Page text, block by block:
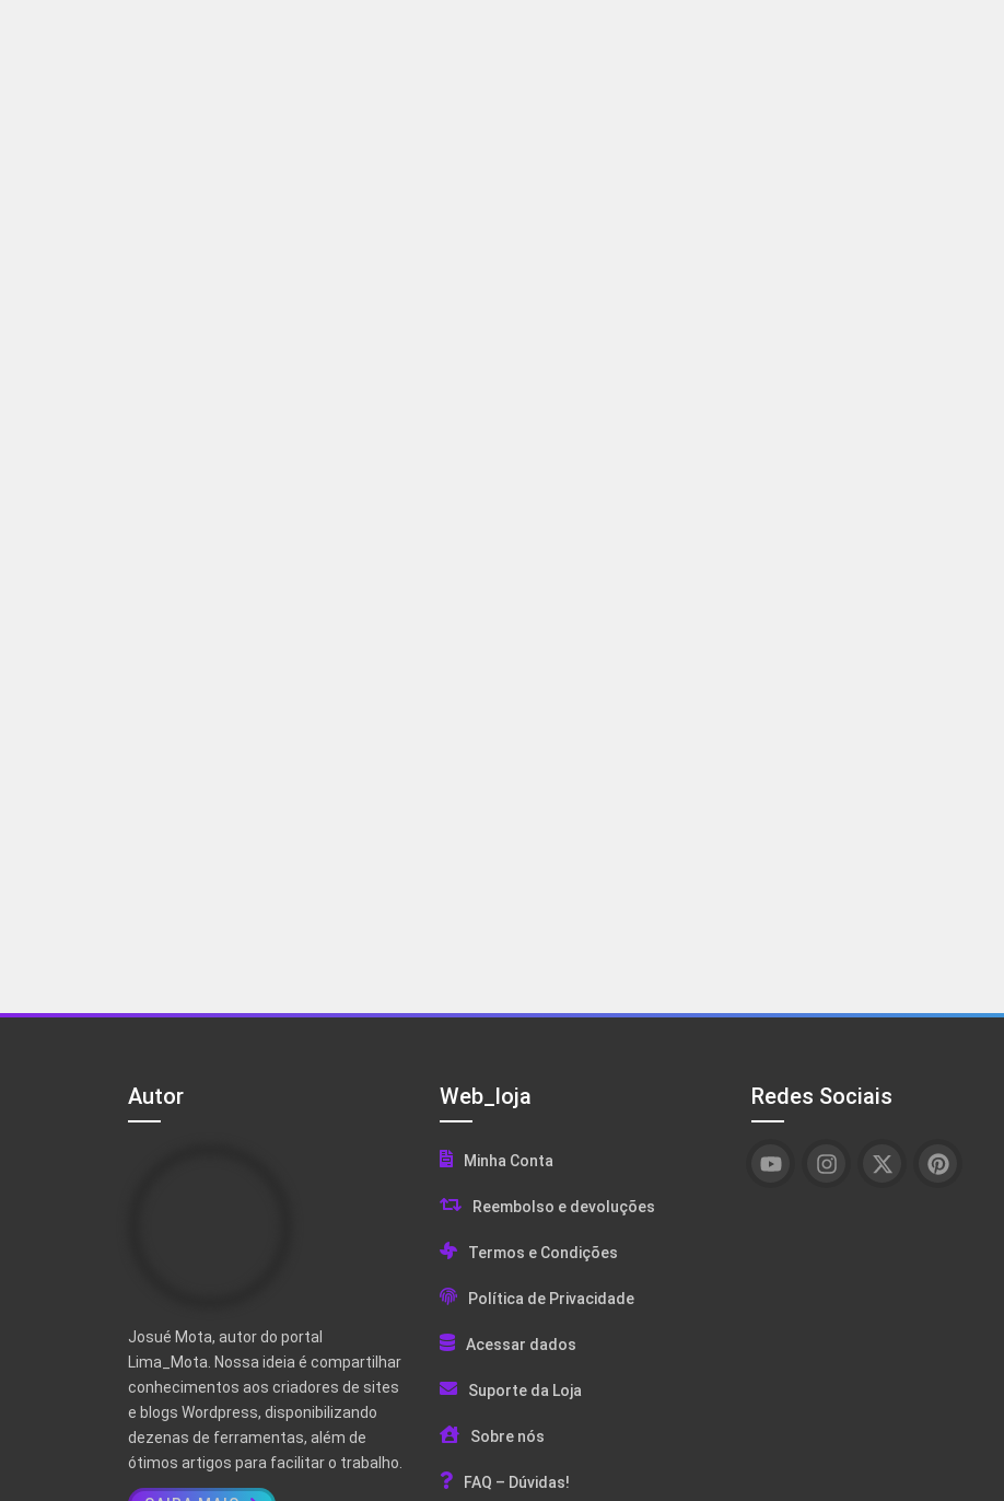
Autor
Josué Mota, autor do portal
Lima_Mota. Nossa ideia é compartilhar
conhecimentos aos criadores de sites
e blogs Wordpress, disponibilizando
dezenas de ferramentas, além de
ótimos artigos para facilitar o trabalho.
Web_loja
Minha Conta
Reembolso e devoluções
Termos e Condições
Política de Privacidade
Acessar dados
Suporte da Loja
Sobre nós
FAQ – Dúvidas!
Redes Sociais